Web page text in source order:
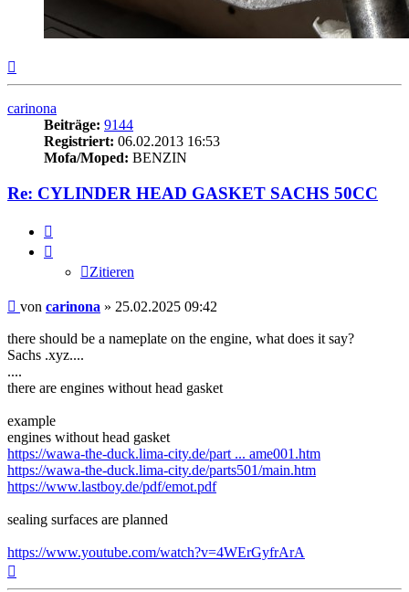
oben
carinona
Beiträge: 9144
Registriert: 06.02.2013 16:53
Mofa/Moped: BENZIN
Re: CYLINDER HEAD GASKET SACHS 50CC
Zitieren
Beitrag
von carinona » 25.02.2025 09:42
there should be a nameplate on the engine, what does it say?
Sachs .xyz....
....
there are engines without head gasket
example
engines without head gasket
https://wawa-the-duck.lima-city.de/part ... ame001.htm
https://wawa-the-duck.lima-city.de/parts501/main.htm
https://www.lastboy.de/pdf/emot.pdf
sealing surfaces are planned
https://www.youtube.com/watch?v=4WErGyfrArA